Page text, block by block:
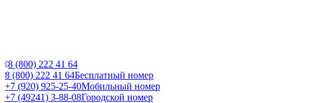
8 (800) 222 41 64
8 (800) 222 41 64Бесплатный номер
+7 (920) 925-25-40Мобильный номер
+7 (49241) 3-88-08Городской номер